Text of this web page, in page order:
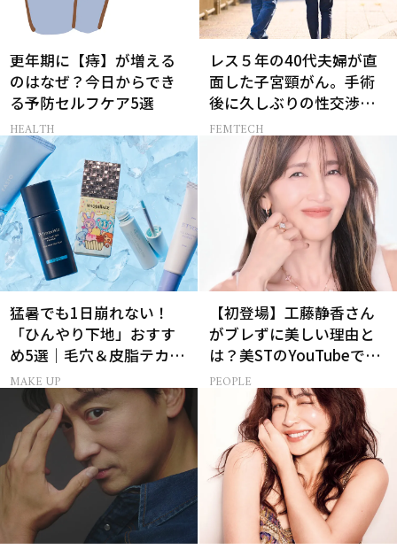
更年期に【痔】が増える
のはなぜ？今日からでき
る予防セルフケア5選
HEALTH
レス５年の40代夫婦が直
面した子宮頸がん。手術
後に久しぶりの性交渉を
試しみたら…
FEMTECH
猛暑でも1日崩れない！
「ひんやり下地」おすす
め5選｜毛穴＆皮脂テカリ
対策
MAKE UP
【初登場】工藤静香さん
がブレずに美しい理由と
は？美STのYouTubeでは
ALL私物の「ポーチの中
身」も大公開！
PEOPLE